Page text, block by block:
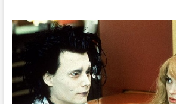
Wai
szereplésével
elindult
Enyedi
új
filmje,
a